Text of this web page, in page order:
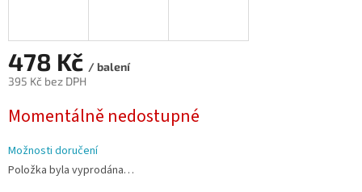
478 Kč / balení
395 Kč bez DPH
cena:
Momentálně nedostupné
Možnosti doručení
Položka byla vyprodána…